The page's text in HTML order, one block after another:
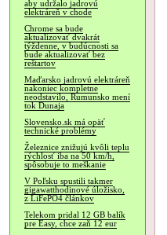
aby udržalo jadrovú
elektráreň v chode
Chrome sa bude
aktualizovať dvakrát
týždenne, v budúcnosti sa
bude aktualizovať bez
reštartov
Maďarsko jadrovú elektráreň
nakoniec kompletne
neodstavilo, Rumunsko mení
tok Dunaja
Slovensko.sk má opäť
technické problémy
Železnice znižujú kvôli teplu
rýchlosť iba na 50 km/h,
spôsobuje to meškanie
V Poľsku spustili takmer
gigawatthodinové úložisko,
z LiFePO4 článkov
Telekom pridal 12 GB balík
pre Easy, chce zaň 12 eur